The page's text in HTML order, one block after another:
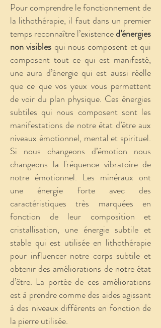
Pour comprendre le fonctionnement de
la lithothérapie, il faut dans un premier
temps reconnaître l’existenced’énergies
non visibles qui nous composent et qui
composent tout ce qui est manifesté,
une aura d’énergie qui est aussi réelle
que ce que vos yeux vous permettent
de voir du plan physique. Ces énergies
subtiles qui nous composent sont les
manifestations de notre état d’être aux
niveaux émotionnel, mental et spirituel.
Si nous changeons d’émotion nous
changeons la fréquence vibratoire de
notre émotionnel. Les minéraux ont
une énergie forte avec des
caractéristiques très marquées en
fonction de leur composition et
cristallisation, une énergie subtile et
stable qui est utilisée en lithothérapie
pour influencer notre corps subtile et
obtenir des améliorations de notre état
d’être. La portée de ces améliorations
est à prendre comme des aides agissant
à des niveaux différents en fonction de
la pierre utilisée.